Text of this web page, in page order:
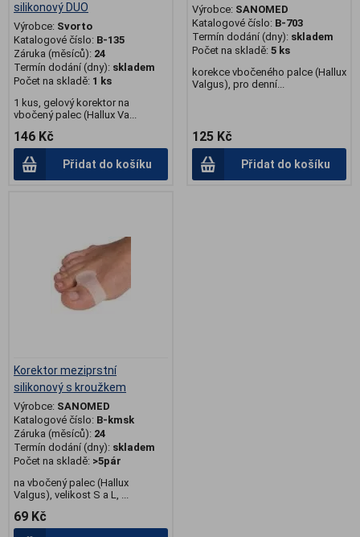
silikonový DUO
Výrobce: Svorto
Katalogové číslo: B-135
Záruka (měsíců): 24
Termín dodání (dny): skladem
Počet na skladě: 1 ks
1 kus, gelový korektor na
vbočený palec (Hallux Va...
146 Kč
Přidat do košíku
Výrobce: SANOMED
Katalogové číslo: B-703
Termín dodání (dny): skladem
Počet na skladě: 5 ks
korekce vbočeného palce (Hallux
Valgus), pro denní...
125 Kč
Přidat do košíku
Korektor meziprstní
silikonový s kroužkem
Výrobce: SANOMED
Katalogové číslo: B-kmsk
Záruka (měsíců): 24
Termín dodání (dny): skladem
Počet na skladě: >5pár
na vbočený palec (Hallux
Valgus), velikost S a L, ...
69 Kč